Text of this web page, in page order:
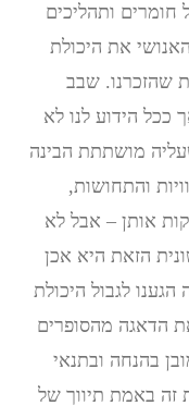
ותהליכים
את היכולת
שהזכרנו. שבב
ככל הידוע לנו לא
מושתתת הבינה
והתחושות,
אותן – אבל לא
הזאת היא אכן
לגבול היכולת
הדאגה מהסופרים
בהנחה ובתנאי
זה באמת תיווך של